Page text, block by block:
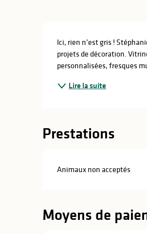
Ici, rien n’est gris !
projets de décoration.
personnalisées, fresques
Lire la suite
Prestations
Animaux non acceptés
Moyens de